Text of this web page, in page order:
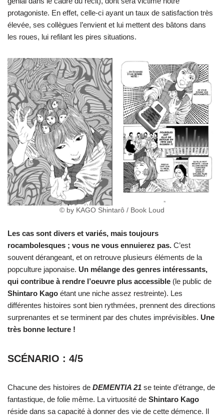
protagoniste. En effet, celle-ci ayant un taux de satisfaction très
élevée, ses collègues l’envient et lui mettent des bâtons dans
les roues, lui refilant les pires situations.
© by KAGO Shintarô / Book Loud
Les cas sont divers et variés, mais toujours
rocambolesques ; vous ne vous ennuierez pas. C’est
souvent dérangeant, et on retrouve plusieurs éléments de la
popculture japonaise. Un mélange des genres intéressants,
qui contribue à rendre l’oeuvre plus accessible (le public de
Shintaro Kago étant une niche assez restreinte). Les
différentes histoires sont bien rythmées, prennent des directions
surprenantes et se terminent par des chutes imprévisibles. Une
très bonne lecture !
SCÉNARIO : 4/5
Chacune des histoires de DEMENTIA 21 se teinte d’étrange, de
fantastique, de folie même. La virtuosité de Shintaro Kago
réside dans sa capacité à donner des vie de cette démence. Il